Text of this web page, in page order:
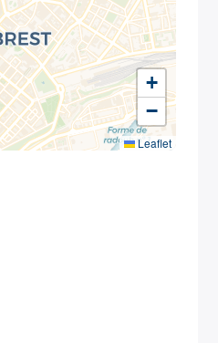
+
−
Leaflet